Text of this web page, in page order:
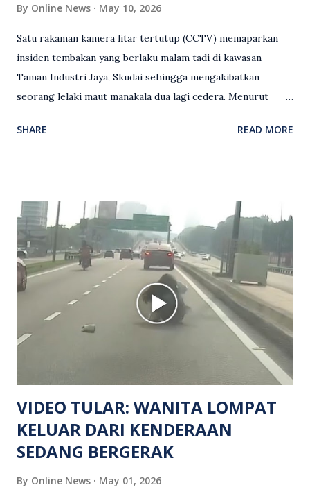
By Online News May 10, 2026
Satu rakaman kamera litar tertutup (CCTV) memaparkan
insiden tembakan yang berlaku malam tadi di kawasan
Taman Industri Jaya, Skudai sehingga mengakibatkan
seorang lelaki maut manakala dua lagi cedera. Menurut
kejadian berlaku sekitar jam 11 malam dan pihak polis
hiburan di kawasan berkenaan. Seorang mangsa disahkan
meninggal dunia di lokasi kejadian akibat terkena tembakan,
manakala seorang lagi mangsa mengalami kecederaan.
Turut dipercayai terdapat seorang lagi individu cedera
namun identitinya masih belum dikenal pasti selepas dibawa
keluar dari lokasi oleh kenalannya. Polis kini sedang giat
mengesan dua suspek yang masih bebas bagi membantu
siasatan lanjut. Kes disiasat mengikut Seksyen 302 Kanun
Keseksaan kerana membunuh. Orang ramai yang mempunyai
maklumat diminta t...
SHARE READ MORE
VIDEO TULAR: WANITA LOMPAT
KELUAR DARI KENDERAAN
SEDANG BERGERAK
By Online News May 01, 2026